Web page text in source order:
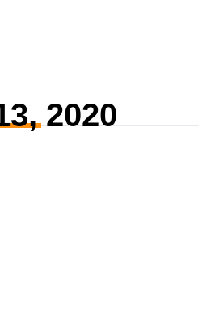
2020